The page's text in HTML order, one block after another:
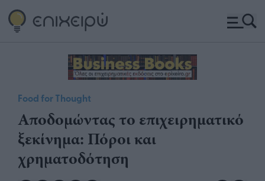
Food for Thought
Αποδομώντας το επιχειρηματικό
ξεκίνημα: Πόροι και
χρηματοδότηση